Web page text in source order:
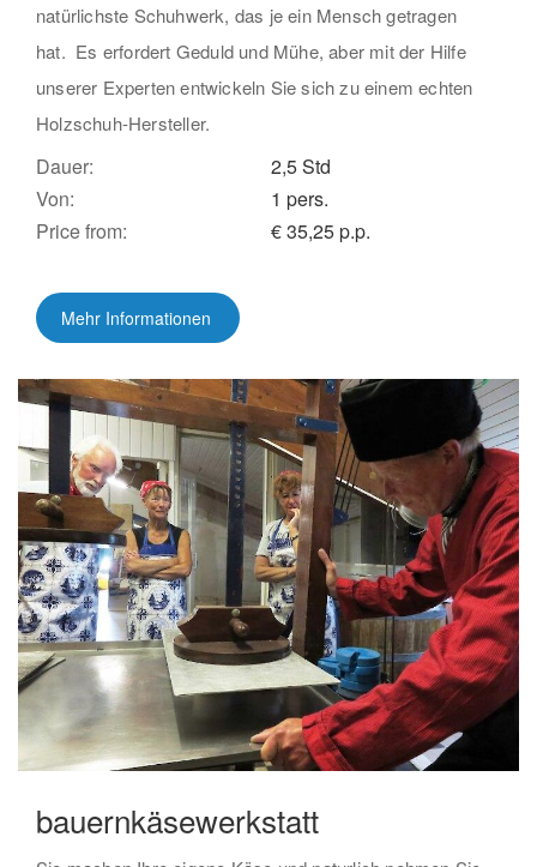
natürlichste Schuhwerk, das je ein Mensch getragen
hat. Es erfordert Geduld und Mühe, aber mit der Hilfe
unserer Experten entwickeln Sie sich zu einem echten
Holzschuh-Hersteller.
Dauer:
2,5 Std
Von:
1 pers.
Price from:
€ 35,25 p.p.
Mehr Informationen
bauernkäsewerkstatt